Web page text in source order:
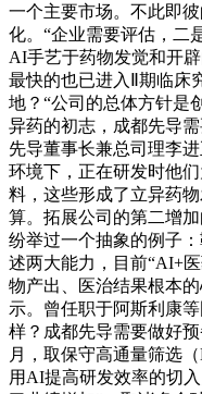
一个主要市场。不此即
化。“企业需要评估，‌二
AI手艺于药物发觉和开
最快的也已进入Ⅱ期临床
地？“公司的总体方针是
异药的初志，成都先导
先导董事长兼总司理李
环境下，正在研发时他
料，这些形成了立异药
算。拓展公司的第二增
纷举过一个抽象的例子
述两大能力，目前“AI+
物产出、医治结果根本
示。曾任职于阿斯利康
样？成都先导需要做好
月，取保守高通量筛选
用AI提高研发效率的切